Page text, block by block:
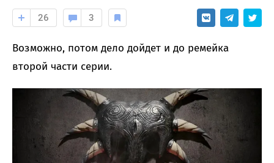
26 3
Возможно, потом дело дойдет и до ремейка
второй части серии.